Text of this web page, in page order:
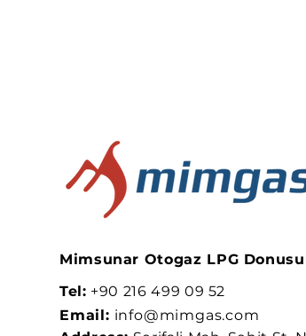
Mimsunar Otogaz LPG
Tel: +90 216 499 09 52
Email: info@mimgas.com